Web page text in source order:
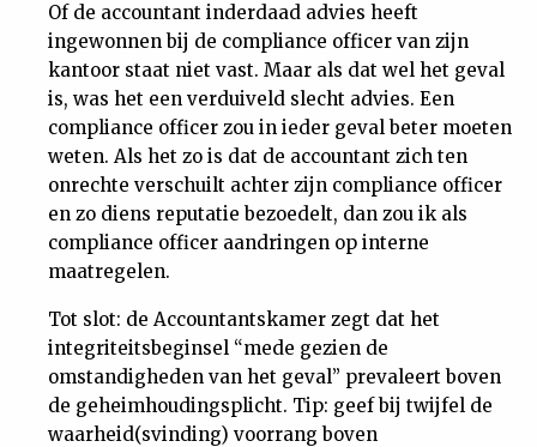
Of de accountant inderdaad advies heeft
ingewonnen bij de compliance officer van zijn
kantoor staat niet vast. Maar als dat wel het geval
is, was het een verduiveld slecht advies. Een
compliance officer zou in ieder geval beter moeten
weten. Als het zo is dat de accountant zich ten
onrechte verschuilt achter zijn compliance officer
en zo diens reputatie bezoedelt, dan zou ik als
compliance officer aandringen op interne
maatregelen.
Tot slot: de Accountantskamer zegt dat het
integriteitsbeginsel “mede gezien de
omstandigheden van het geval” prevaleert boven
de geheimhoudingsplicht. Tip: geef bij twijfel de
waarheid(svinding) voorrang boven